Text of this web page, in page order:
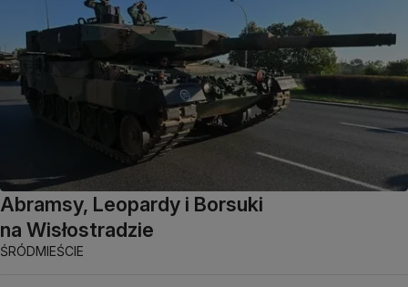
Abramsy, Leopardy i Borsuki
na Wisłostradzie
ŚRÓDMIEŚCIE